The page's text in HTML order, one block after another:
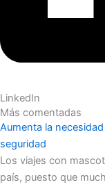
LinkedIn
Más comentadas
Aumenta la
seguridad
Los viajes con
país, puesto que